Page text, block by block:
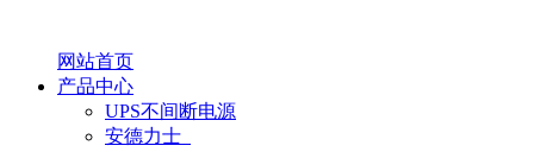
网站首页
产品中心
UPS不间断电源
安德力士